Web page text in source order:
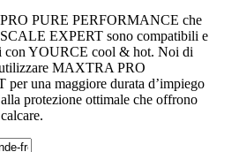
PURE PERFORMANCE che
EXPERT sono compatibili e
con YOURCE cool & hot. Noi di
MAXTRA PRO
una maggiore durata d’impiego
protezione ottimale che offrono